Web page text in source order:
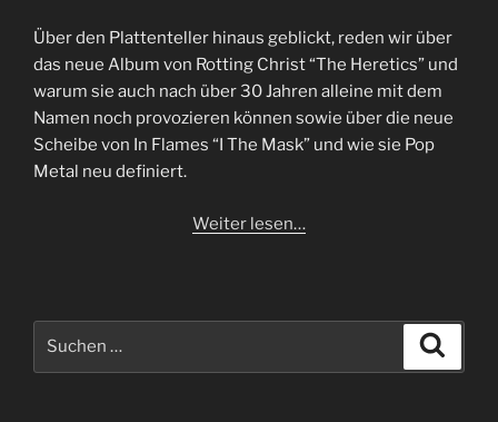
Über den Plattenteller hinaus geblickt, reden wir über
das neue Album von Rotting Christ “The Heretics” und
warum sie auch nach über 30 Jahren alleine mit dem
Namen noch provozieren können sowie über die neue
Scheibe von In Flames “I The Mask” und wie sie Pop
Metal neu definiert.
Weiter lesen…